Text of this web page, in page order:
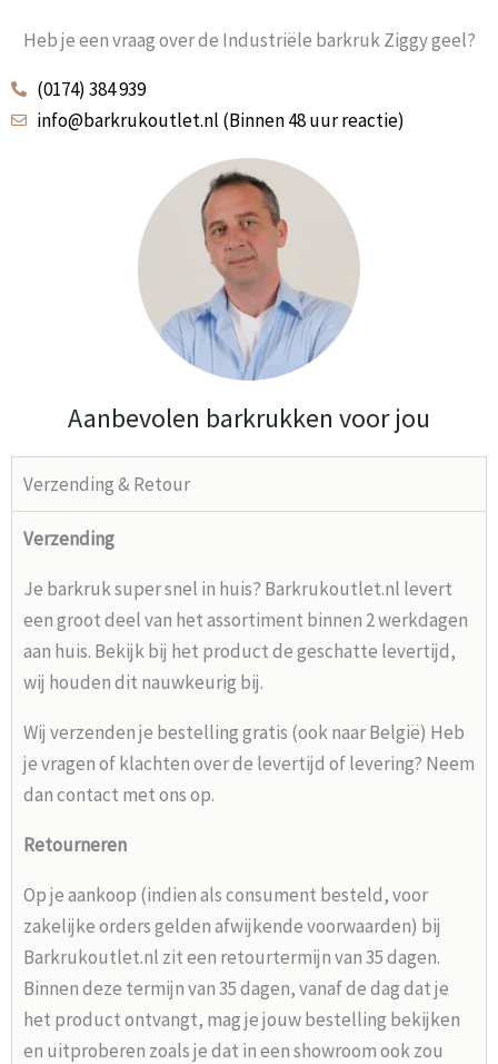
Heb je een vraag over de Industriële barkruk Ziggy geel?
(0174) 384 939
info@barkrukoutlet.nl (Binnen 48 uur reactie)
Aanbevolen barkrukken voor jou
Verzending & Retour
Verzending
Je barkruk super snel in huis? Barkrukoutlet.nl levert
een groot deel van het assortiment binnen 2 werkdagen
aan huis. Bekijk bij het product de geschatte levertijd,
wij houden dit nauwkeurig bij.
Wij verzenden je bestelling gratis (ook naar België) Heb
je vragen of klachten over de levertijd of levering? Neem
dan contact met ons op.
Retourneren
Op je aankoop (indien als consument besteld, voor
zakelijke orders gelden afwijkende voorwaarden) bij
Barkrukoutlet.nl zit een retourtermijn van 35 dagen.
Binnen deze termijn van 35 dagen, vanaf de dag dat je
het product ontvangt, mag je jouw bestelling bekijken
en uitproberen zoals je dat in een showroom ook zou